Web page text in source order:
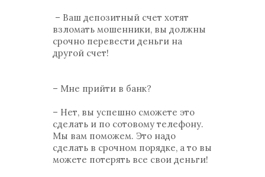
– Ваш депозитный счет хотят
взломать мошенники, вы должны
срочно перевести деньги на
другой счет!
– Мне прийти в банк?
– Нет, вы успешно сможете это
сделать и по сотовому телефону.
Мы вам поможем. Это надо
сделать в срочном порядке, а то вы
можете потерять все свои деньги!